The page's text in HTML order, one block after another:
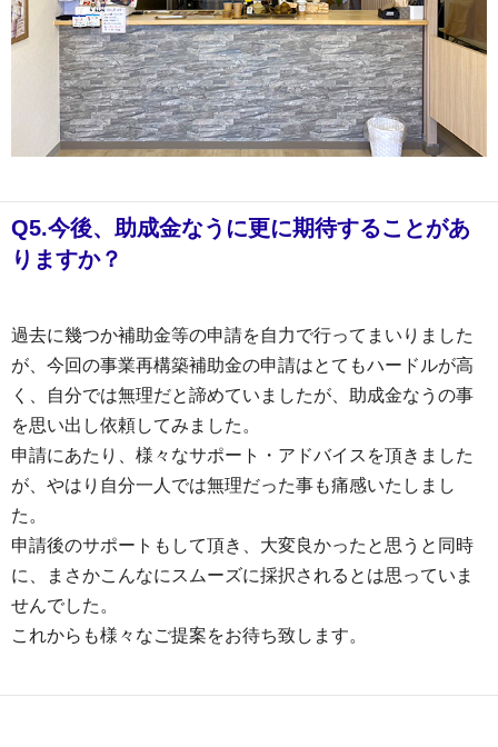
Q5.今後、助成金なうに更に期待することがあ
りますか？
過去に幾つか補助金等の申請を自力で行ってまいりました
が、今回の事業再構築補助金の申請はとてもハードルが高
く、自分では無理だと諦めていましたが、助成金なうの事
を思い出し依頼してみました。
申請にあたり、様々なサポート・アドバイスを頂きました
が、やはり自分一人では無理だった事も痛感いたしまし
た。
申請後のサポートもして頂き、大変良かったと思うと同時
に、まさかこんなにスムーズに採択されるとは思っていま
せんでした。
これからも様々なご提案をお待ち致します。